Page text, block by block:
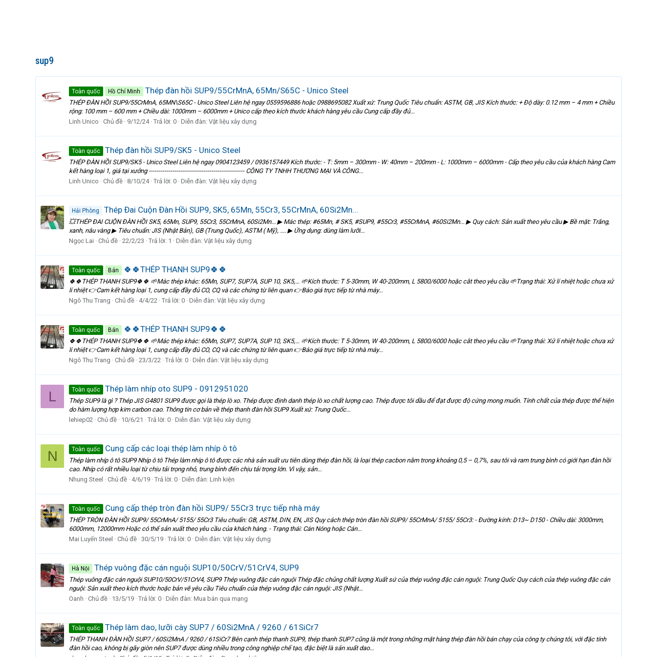
sup9
Toàn quốc Hồ Chí Minh Thép đàn hồi SUP9/55CrMnA, 65Mn/S65C - Unico Steel
THÉP ĐÀN HỒI SUP9/55CrMnA, 65MN\S65C - Unico Steel Liên hệ ngay 0559596886 hoặc 0988695082 Xuất xứ: Trung Quốc Tiêu chuẩn: ASTM, GB, JIS Kích thước: + Độ dày: 0.12 mm – 4 mm + Chiều
rộng: 100 mm – 600 mm + Chiều dài: 1000mm – 6000mm + Unico cấp theo kích thước khách hàng yêu cầu Cung cấp đầy đủ...
Linh Unico
Chủ đề 9/12/24 Trả lời: 0 Diễn đàn: Vật liệu xây dựng
Toàn quốc Thép đàn hồi SUP9/SK5 - Unico Steel
THÉP ĐÀN HỒI SUP9/SK5 - Unico Steel Liên hệ ngay 0904123459 / 0936157449 Kích thước: - T: 5mm – 300mm - W: 40mm – 200mm - L: 1000mm – 6000mm - Cấp theo yêu cầu của khách hàng Cam
kết hàng loại 1, giá tại xưởng ------------------------------------------------- CÔNG TY TNHH THƯƠNG MẠI VÀ CÔNG...
Linh Unico
Chủ đề 8/10/24 Trả lời: 0 Diễn đàn: Vật liệu xây dựng
Hải Phòng Thép Đai Cuộn Đàn Hồi SUP9, SK5, 65Mn, 55Cr3, 55CrMnA, 60Si2Mn...
💥THÉP ĐAI CUỘN ĐÀN HỒI SK5, 65Mn, SUP9, 55Cr3, 55CrMnA, 60Si2Mn... ▶ Mác thép: #65Mn, # SK5, #SUP9, #55Cr3, #55CrMnA, #60Si2Mn... ▶ Quy cách: Sản xuất theo yêu cầu ▶ Bề mặt: Trắng,
xanh, nâu vàng ▶ Tiêu chuẩn: JIS (Nhật Bản), GB (Trung Quốc), ASTM ( Mỹ), .... ▶ Ứng dụng: dùng làm lưỡi...
Ngọc Lai
Chủ đề 22/2/23 Trả lời: 1 Diễn đàn: Vật liệu xây dựng
Toàn quốc Bán 🍀🍀THÉP THANH SUP9🍀🍀
🍀🍀THÉP THANH SUP9🍀🍀 🌱Mác thép khác: 65Mn, SUP7, SUP7A, SUP 10, SK5,… 🌱Kích thước: T 5-30mm, W 40-200mm, L 5800/6000 hoặc cắt theo yêu cầu 🌱Trạng thái: Xử lí nhiệt hoặc chưa xử
lí nhiệt 👉Cam kết hàng loại 1, cung cấp đầy đủ CO, CQ và các chứng từ liên quan 👉Báo giá trực tiếp từ nhà máy...
Ngô Thu Trang
Chủ đề 4/4/22 Trả lời: 0 Diễn đàn: Vật liệu xây dựng
Toàn quốc Bán 🍀🍀THÉP THANH SUP9🍀🍀
🍀🍀THÉP THANH SUP9🍀🍀 🌱Mác thép khác: 65Mn, SUP7, SUP7A, SUP 10, SK5,… 🌱Kích thước: T 5-30mm, W 40-200mm, L 5800/6000 hoặc cắt theo yêu cầu 🌱Trạng thái: Xử lí nhiệt hoặc chưa xử
lí nhiệt 👉Cam kết hàng loại 1, cung cấp đầy đủ CO, CQ và các chứng từ liên quan 👉Báo giá trực tiếp từ nhà máy...
Ngô Thu Trang
Chủ đề 23/3/22 Trả lời: 0 Diễn đàn: Vật liệu xây dựng
L Toàn quốc Thép làm nhíp oto SUP9 - 0912951020
Thép SUP9 là gì ? Thép JIS G4801 SUP9 được gọi là thép lò xo. Thép được định danh thép lò xo chất lượng cao. Thép được tôi dầu để đạt được độ cứng mong muốn. Tính chất của thép được thể hiện
do hàm lượng hợp kim carbon cao. Thông tin cơ bản về thép thanh đàn hồi SUP9 Xuất xứ: Trung Quốc...
lehiep02
Chủ đề 10/6/21 Trả lời: 0 Diễn đàn: Vật liệu xây dựng
N Toàn quốc Cung cấp các loại thép làm nhíp ô tô
Thép làm nhíp ô tô SUP9 Nhíp ô tô Thép làm nhíp ô tô được các nhà sản xuất ưu tiên dùng thép đàn hồi, là loại thép cacbon nằm trong khoảng 0,5 – 0,7%, sau tôi và ram trung bình có giới hạn đàn hồi
cao. Nhíp có rất nhiều loại từ chịu tải trọng nhỏ, trung bình đến chịu tải trọng lớn. Vì vậy, sản...
Nhung Steel
Chủ đề 4/6/19 Trả lời: 0 Diễn đàn: Linh kiện
Toàn quốc Cung cấp thép tròn đàn hồi SUP9/ 55Cr3 trực tiếp nhà máy
THÉP TRÒN ĐÀN HỒI SUP9/ 55CrMnA/ 5155/ 55Cr3 Tiêu chuẩn: GB, ASTM, DIN, EN, JIS Quy cách thép tròn đàn hồi SUP9/ 55CrMnA/ 5155/ 55Cr3: - Đường kính: D13~ D150 - Chiều dài: 3000mm,
6000mm, 12000mm Hoặc có thể sản xuất theo yêu cầu của khách hàng. - Trạng thái: Cán Nóng hoặc Cán...
Mai Luyến Steel
Chủ đề 30/5/19 Trả lời: 0 Diễn đàn: Vật liệu xây dựng
Hà Nội Thép vuông đặc cán nguội SUP10/50CrV/51CrV4, SUP9
Thép vuông đặc cán nguội SUP10/50CrV/51CrV4, SUP9 Thép vuông đặc cán nguội Thép đặc chủng chất lượng Xuất sứ của thép vuông đặc cán nguội: Trung Quốc Quy cách của thép vuông đặc cán
nguội: Sản xuất theo kích thước hoặc bản vẽ yêu cầu Tiêu chuẩn của thép vuông đặc cán nguội: JIS (Nhật...
Oanh
Chủ đề 13/5/19 Trả lời: 0 Diễn đàn: Mua bán qua mạng
Toàn quốc Thép làm dao, lưỡi cày SUP7 / 60Si2MnA / 9260 / 61SiCr7
THÉP THANH ĐÀN HỒI SUP7 / 60Si2MnA / 9260 / 61SiCr7 Bên cạnh thép thanh SUP9, thép thanh SUP7 cũng là một trong những mặt hàng thép đàn hồi bán chạy của công ty chúng tôi, với đặc tính
đàn hồi cao, không bị gãy giòn nên SUP7 được dùng nhiều trong công nghiệp chế tạo, đặc biệt là sản xuất dao...